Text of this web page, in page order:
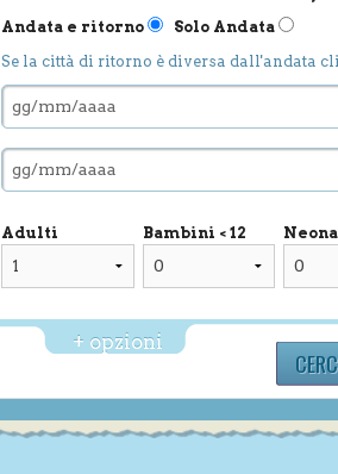
Andata e ritorno
Solo Andata
Se la città di ritorno è diversa dall'andata
Adulti Bambini < 12
+ opzioni